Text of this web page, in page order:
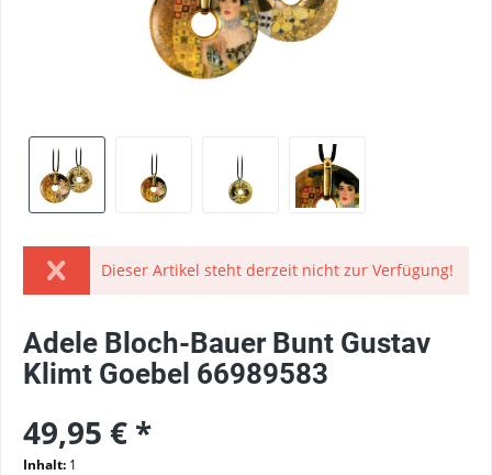
Dieser Artikel steht derzeit nicht zur Verfügung!
Adele Bloch-Bauer Bunt Gustav
Klimt Goebel 66989583
49,95 € *
Inhalt: 1